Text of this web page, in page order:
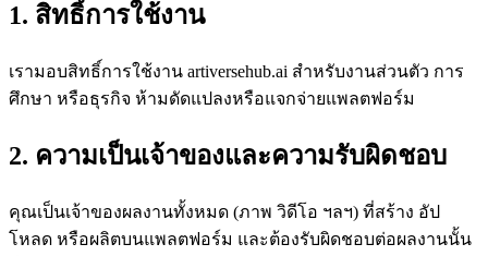
1. สิทธิ์การใช้งาน
เรามอบสิทธิ์การใช้งาน artiversehub.ai สำหรับงานส่วนตัว การ
ศึกษา หรือธุรกิจ ห้ามดัดแปลงหรือแจกจ่ายแพลตฟอร์ม
2. ความเป็นเจ้าของและความรับผิดชอบ
คุณเป็นเจ้าของผลงานทั้งหมด (ภาพ วิดีโอ ฯลฯ) ที่สร้าง อัป
โหลด หรือผลิตบนแพลตฟอร์ม และต้องรับผิดชอบต่อผลงานนั้น